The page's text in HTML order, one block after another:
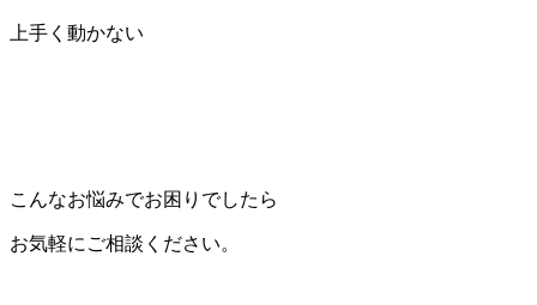
上手く動かない
こんなお悩みでお困りでしたら
お気軽にご相談ください。